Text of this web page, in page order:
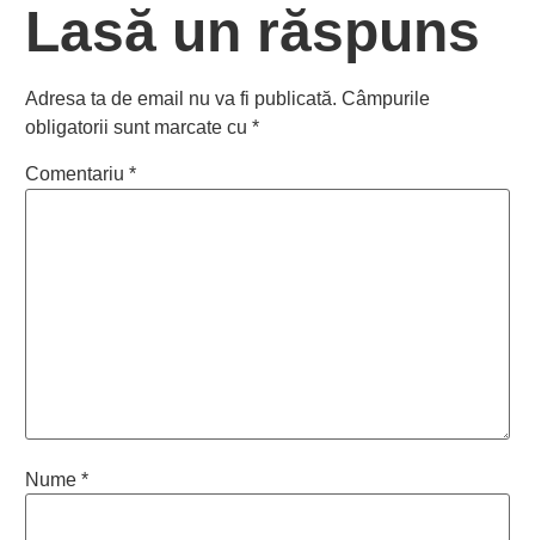
Lasă un răspuns
Adresa ta de email nu va fi publicată. Câmpurile
obligatorii sunt marcate cu *
Comentariu *
Nume *